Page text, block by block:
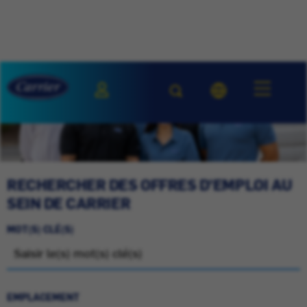
RECHERCHER DES OFFRES D'EMPLOI AU
SEIN DE CARRIER
MOT(S) CLÉ(S)
EMPLACEMENT